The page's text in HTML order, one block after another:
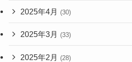
2025年4月 (30)
2025年3月 (33)
2025年2月 (28)